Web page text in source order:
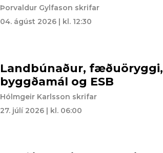
Þorvaldur Gylfason skrifar
04. ágúst 2026 | kl. 12:30
Landbúnaður, fæðuöryggi,
byggðamál og ESB
Hólmgeir Karlsson skrifar
27. júlí 2026 | kl. 06:00